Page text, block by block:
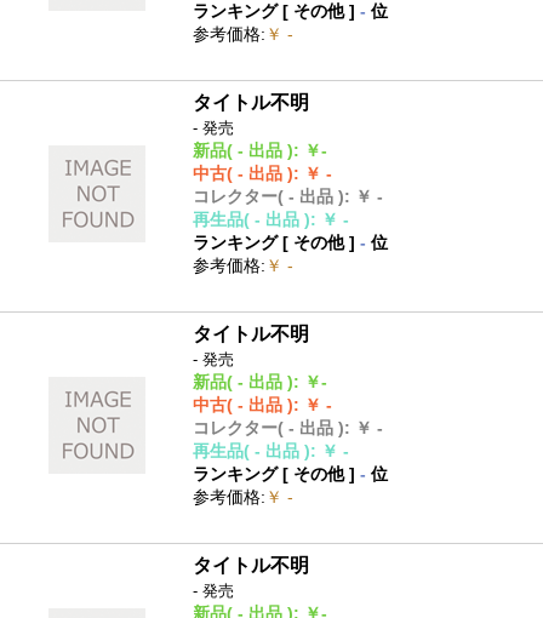
ランキング [ その他]- 位
参考価格: ￥ -
タイトル不明
- 発売
新品( - 出品 ): ￥-
中古( - 出品 ): ￥ -
コレクター( - 出品 ): ￥ -
再生品( - 出品 ): ￥ -
ランキング [ その他]- 位
参考価格: ￥ -
タイトル不明
- 発売
新品( - 出品 ): ￥-
中古( - 出品 ): ￥ -
コレクター( - 出品 ): ￥ -
再生品( - 出品 ): ￥ -
ランキング [ その他]- 位
参考価格: ￥ -
タイトル不明
- 発売
新品( - 出品 ): ￥-